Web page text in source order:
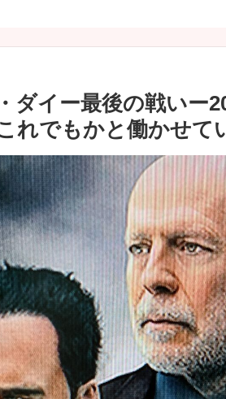
ダイー最後の戦いー
れでもかと働かせて